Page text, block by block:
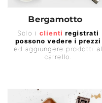
Bergamotto
Prezzo
di
Solo iclienti registrati
possono vedere i prezzi
ed aggiungere prodotti al
carrello.